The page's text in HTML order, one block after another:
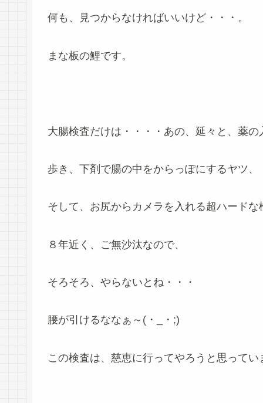
何も、見つからなければいいけど・・・。
まな板の鯉です。
大腸検査だけは・・・・あの、延々と、薬の
歩き、下剤で腸の中をからっぽにするヤツ、
そして、お尻からカメラを入れる超ハードな
８年近く、ご無沙汰なので、
そろそろ、やらないとね・・・
腰が引けるななぁ～(・_・;)
この検査は、慈恵に行ってやろうと思ってい